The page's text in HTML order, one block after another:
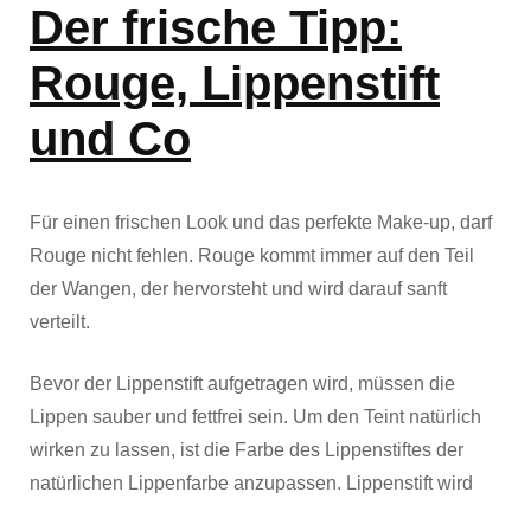
Der frische Tipp:
Rouge, Lippenstift
und Co
Für einen frischen Look und das perfekte Make-up, darf
Rouge nicht fehlen. Rouge kommt immer auf den Teil
der Wangen, der hervorsteht und wird darauf sanft
verteilt.
Bevor der Lippenstift aufgetragen wird, müssen die
Lippen sauber und fettfrei sein. Um den Teint natürlich
wirken zu lassen, ist die Farbe des Lippenstiftes der
natürlichen Lippenfarbe anzupassen. Lippenstift wird